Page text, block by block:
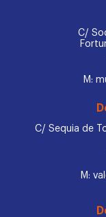
C/
M:
C/ Sequia de
M: